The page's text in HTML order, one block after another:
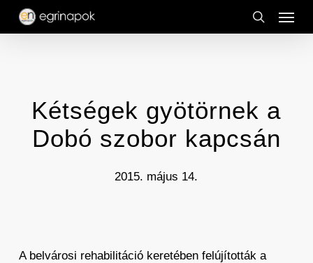
Skip
search
Menu
Kétségek gyötörnek a
Dobó szobor kapcsán
2015. május 14.
A belvárosi rehabilitáció keretében felújították a